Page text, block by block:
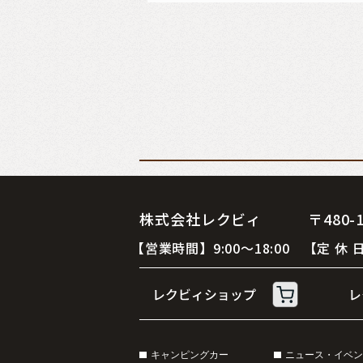
株式会社レクビィ 〒480-
【営業時間】9:00～18:00 【定 休
キャンピングカー ニュース・イベ